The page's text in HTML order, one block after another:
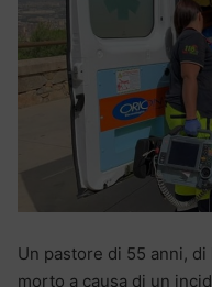
Un pastore di 55 anni, di
morto a causa di un